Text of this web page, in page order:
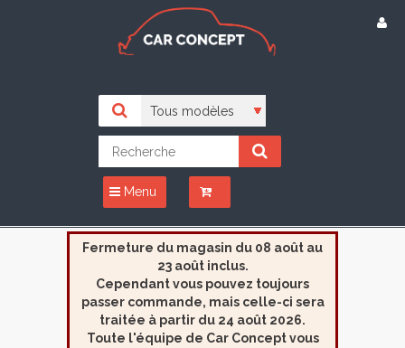
Menu
Fermeture du magasin du 08 août au
23 août inclus.
Cependant vous pouvez toujours
passer commande, mais celle-ci sera
traitée à partir du 24 août 2026.
Toute l'équipe de Car Concept vous